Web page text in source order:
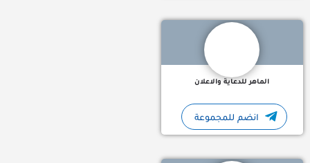
الماهر للدعاية والاعلان
انضم للمجموعة
اعلانات سيارات للبيع | Saudi لوحات مميزة ارقام مميزه والشروط أسفل